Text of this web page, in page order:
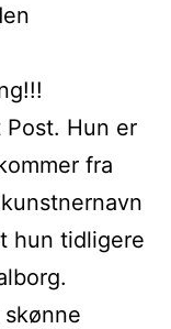
Hun er
fra
hun tidligere